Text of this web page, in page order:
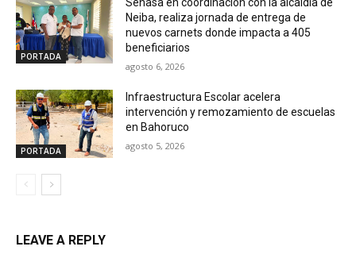
PORTADA
Neiba, realiza jornada de entrega de
nuevos carnets donde impacta a 405
beneficiarios
agosto 6, 2026
PORTADA
Infraestructura Escolar acelera
intervención y remozamiento de escuelas
en Bahoruco
agosto 5, 2026
LEAVE A REPLY